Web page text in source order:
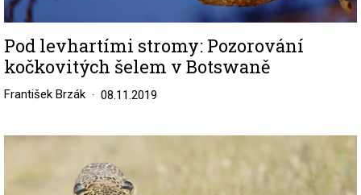
Pod levhartími stromy: Pozorování
kočkovitých šelem v Botswaně
František Brzák 08.11.2019
Image